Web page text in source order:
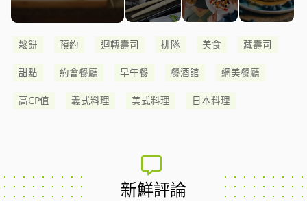
鬆餅 預約 迴轉壽司 排隊 美食 藏壽司
甜點 約會餐廳 早午餐 餐酒館 網美餐廳
高CP值 義式料理 美式料理 日本料理
新鮮評論